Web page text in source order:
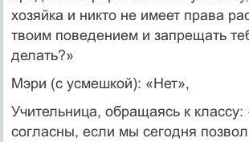
хозяйка и никто не имеет права
твоим поведением и запрещать
делать?»
Мэри (с усмешкой): «Нет»,
Учительница, обращаясь к
согласны, если мы сегодня